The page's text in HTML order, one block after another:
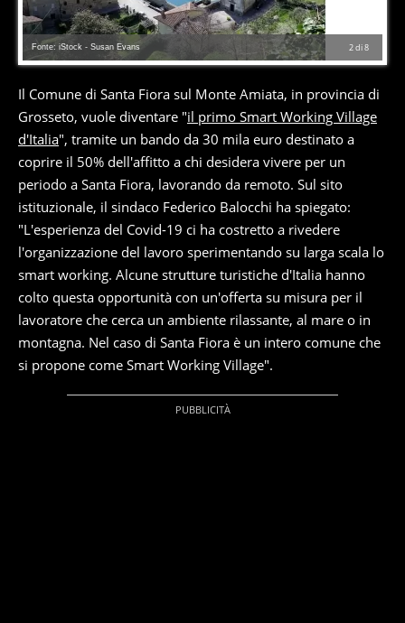
2di8
Fonte: iStock - Susan Evans
Il Comune di Santa Fiora sul Monte Amiata, in provincia di
Grosseto, vuole diventare "il primo Smart Working Village
d'Italia", tramite un bando da 30 mila euro destinato a
coprire il 50% dell'affitto a chi desidera vivere per un
periodo a Santa Fiora, lavorando da remoto. Sul sito
istituzionale, il sindaco Federico Balocchi ha spiegato:
"L'esperienza del Covid-19 ci ha costretto a rivedere
l'organizzazione del lavoro sperimentando su larga scala lo
smart working. Alcune strutture turistiche d'Italia hanno
colto questa opportunità con un'offerta su misura per il
lavoratore che cerca un ambiente rilassante, al mare o in
montagna. Nel caso di Santa Fiora è un intero comune che
si propone come Smart Working Village".